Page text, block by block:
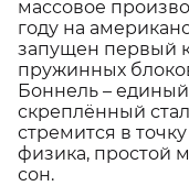
массовое
году на
запущен первый
пружинных
Боннель –
скреплённый
стремится в
физика, простой
сон.